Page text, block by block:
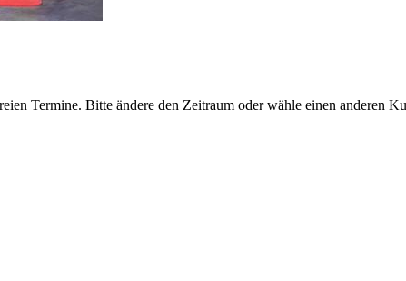
Termine. Bitte ändere den Zeitraum oder wähle einen anderen